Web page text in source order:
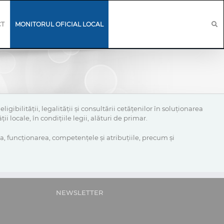
MONITORUL OFICIAL LOCAL
legalității și consultării cetățenilor în soluționarea
locale, în condițiile legii, alături de primar.
funcționarea, competențele și atribuțiile, precum și
NEWSLETTER